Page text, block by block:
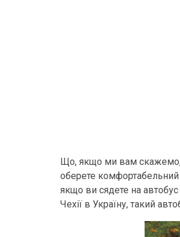
Що, якщо ми вам скажемо,
оберете комфортабельний
якщо ви сядете на
Чехії в Україну, такий